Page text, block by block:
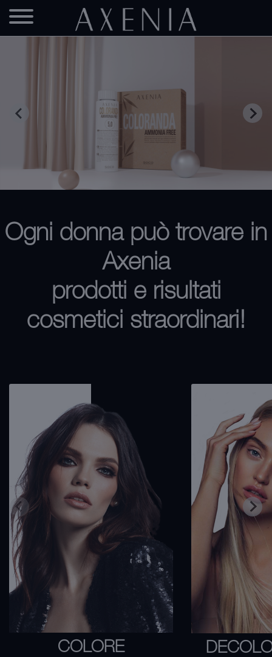
Ogni donna può trovare in
Axenia
prodotti e risultati
cosmetici straordinari!
COLORE